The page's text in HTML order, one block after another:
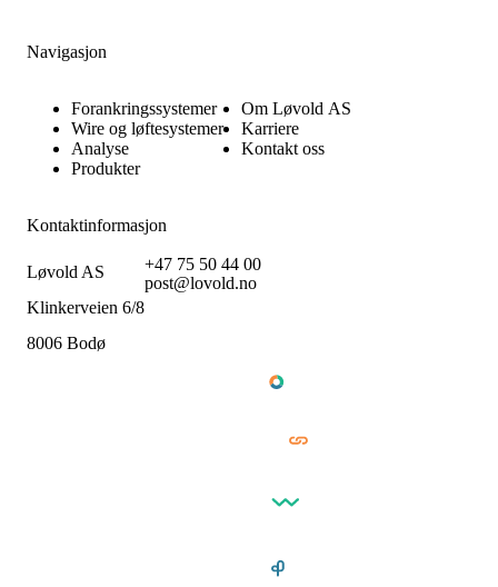
Navigasjon
Forankringssystemer
Wire og løftesystemer
Analyse
Produkter
Om Løvold AS
Karriere
Kontakt oss
Kontaktinformasjon
Løvold AS
Klinkerveien 6/8
8006 Bodø
+47 75 50 44 00
post@lovold.no